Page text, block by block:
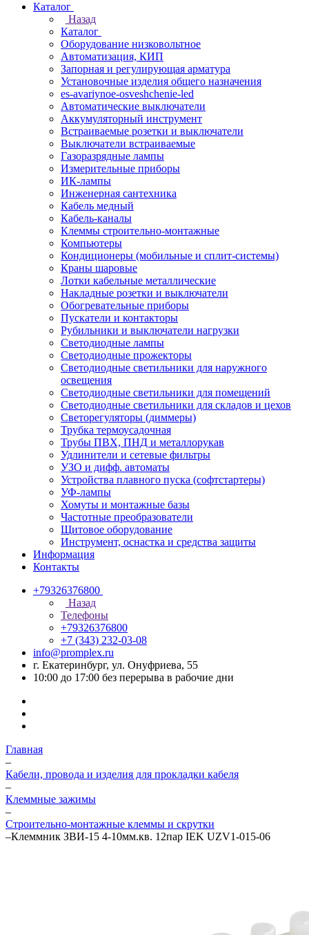
Каталог
Назад
Каталог
Оборудование низковольтное
Автоматизация, КИП
Запорная и регулирующая арматура
Установочные изделия общего назначения
es-avariynoe-osveshchenie-led
Автоматические выключатели
Аккумуляторный инструмент
Встраиваемые розетки и выключатели
Выключатели встраиваемые
Газоразрядные лампы
Измерительные приборы
ИК-лампы
Инженерная сантехника
Кабель медный
Кабель-каналы
Клеммы строительно-монтажные
Компьютеры
Кондиционеры (мобильные и сплит-системы)
Краны шаровые
Лотки кабельные металлические
Накладные розетки и выключатели
Обогревательные приборы
Пускатели и контакторы
Рубильники и выключатели нагрузки
Светодиодные лампы
Светодиодные прожекторы
Светодиодные светильники для наружного
освещения
Светодиодные светильники для помещений
Светодиодные светильники для складов и цехов
Светорегуляторы (диммеры)
Трубка термоусадочная
Трубы ПВХ, ПНД и металлорукав
Удлинители и сетевые фильтры
УЗО и дифф. автоматы
Устройства плавного пуска (софтстартеры)
УФ-лампы
Хомуты и монтажные базы
Частотные преобразователи
Щитовое оборудование
Инструмент, оснастка и средства защиты
Информация
Контакты
+79326376800
Назад
Телефоны
+79326376800
+7 (343) 232-03-08
info@promplex.ru
г. Екатеринбург, ул. Онуфриева, 55
10:00 до 17:00 без перерыва в рабочие дни
Главная
–
Кабели, провода и изделия для прокладки кабеля
–
Клеммные зажимы
–
Строительно-монтажные клеммы и скрутки
–Клеммник ЗВИ-15 4-10мм.кв. 12пар IEK UZV1-015-06